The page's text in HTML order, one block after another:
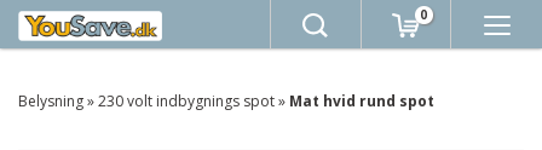
0
Belysning»230 volt indbygnings spot» Mat hvid rund spot